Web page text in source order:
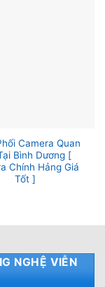
Camera Quan
Bình Dương [
Chính Hảng Giá
Tốt ]
NGHỆ VIỄN